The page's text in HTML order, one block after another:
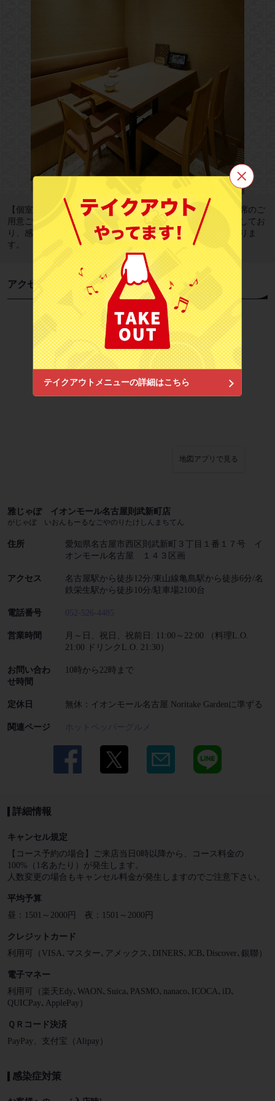
テイクアウトメニューの詳細はこちら
【個室席】家族やカップル、会社の集まりなどに最適な個室席のご
用意ございます。すべてのテーブルにアルコール除菌を配置してお
り、感染症対策を徹底した安心安全の空間づくりを致しておりま
す。
アクセス
地図アプリで見る
雅じゃぽ イオンモール名古屋則武新町店
がじゃぽ いおんもーるなごやのりたけしんまちてん
住所
愛知県名古屋市西区則武新町３丁目１番１７号 イ
オンモール名古屋 １４３区画
アクセス
名古屋駅から徒歩12分/東山線亀島駅から徒歩6分/名
鉄栄生駅から徒歩10分/駐車場2100台
電話番号 052-526-4485
営業時間
月～日、祝日、祝前日: 11:00～22:00 （料理L.O.
21:00 ドリンクL.O. 21:30）
お問い合わ
せ時間
10時から22時まで
定休日 無休：イオンモール名古屋 Noritake Gardenに準ずる
関連ページ ホットペッパーグルメ
詳細情報
キャンセル規定
【コース予約の場合】ご来店当日0時以降から、コース料金の
100%（1名あたり）が発生します。
人数変更の場合もキャンセル料金が発生しますのでご注意下さい。
平均予算
昼：1501～2000円 夜：1501～2000円
クレジットカード
利用可（VISA､マスター､アメックス､DINERS､JCB､Discover､銀聯）
電子マネー
利用可（楽天Edy､WAON､Suica､PASMO､nanaco､ICOCA､iD､
QUICPay､ApplePay）
ＱＲコード決済
PayPay、支付宝（Alipay）
感染症対策
この店舗情報をシェアする
雅じゃぽ イオンモール名古屋則武新町店
愛知県名古屋市西区則武新町３丁目１番１７号 イオンモール名古
屋 １４３区画
https://gajapoaeonmallnoritake.owst.jp/
お店情報をコピー
閉じる